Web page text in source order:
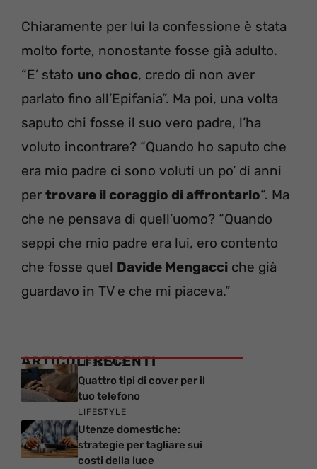
Chiaramente per lui la confessione è stata
molto forte, nonostante fosse già adulto.
“E’ stato uno choc, credo di non aver
parlato fino all’Epifania”. Ma poi, una volta
saputo chi fosse il suo vero padre, l’ha
voluto incontrare? “Quando ho saputo che
era mio padre ci sono voluti un po’ di anni
per trovare il coraggio di affrontarlo“. Ma
che ne pensava di quell’uomo? “Quando
seppi che mio padre era lui, ero contento
che fosse quel Davide Mengacci che già
guardavo in TV e che mi piaceva.”
ARTICOLI RECENTI
LIFESTYLE
Quattro tipi di cover per il
tuo telefono
LIFESTYLE
Utenze domestiche:
strategie per tagliare sui
costi della luce